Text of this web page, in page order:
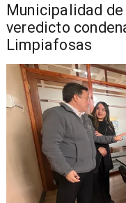
Municipalidad
veredicto
Limpiafosas